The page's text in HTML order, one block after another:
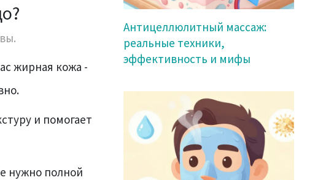
жирная кожа -
и помогает
нужно полной
Антицеллюлитный массаж:
реальные техники,
эффективность и мифы